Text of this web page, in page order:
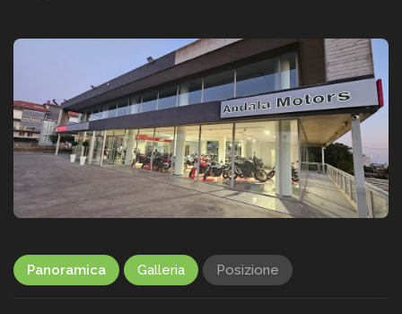
Panoramica Galleria Posizione